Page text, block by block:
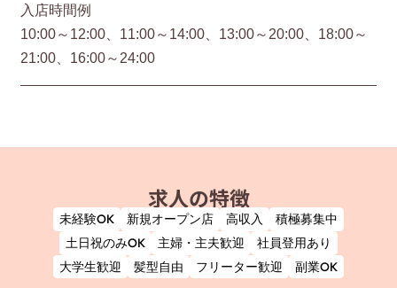
入店時間例
10:00～12:00、11:00～14:00、13:00～20:00、18:00～
21:00、16:00～24:00
求人の特徴
未経験OK 新規オープン店 高収入
積極募集中
土日祝のみOK
主婦・主夫歓迎
社員登用あり
大学生歓迎
髪型自由 フリーター歓迎 副業OK